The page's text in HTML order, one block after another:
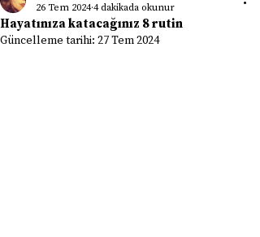
Hayatınıza katacağınız 8 rutin
26 Tem 20244 dakikada okunur
Güncelleme tarihi: 27 Tem 2024